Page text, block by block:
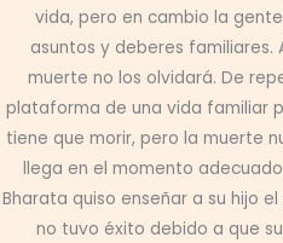
vida, pero en cambio la
asuntos y deberes familiares.
muerte no los olvidará. De
plataforma de una vida familiar
tiene que morir, pero la muerte
llega en el momento
Bharata quiso enseñar a su hijo
no tuvo éxito debido a que